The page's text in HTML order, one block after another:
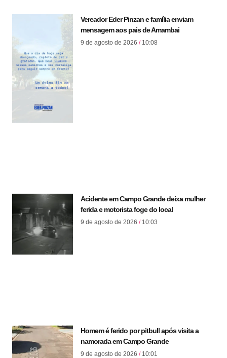
Vereador Eder Pinzan e família enviam
mensagem aos pais de Amambai
9 de agosto de 2026 10:08
Acidente em Campo Grande deixa mulher
ferida e motorista foge do local
9 de agosto de 2026 10:03
Homem é ferido por pitbull após visita a
namorada em Campo Grande
9 de agosto de 2026 10:01